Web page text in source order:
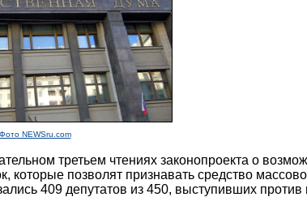
Фото NEWSru.com
третьем чтениях законопроекта о
позволят признавать средство
409 депутатов из 450, выступивших